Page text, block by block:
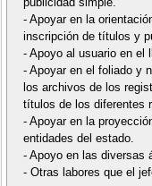
- Apoyar en la
inscripción de títulos y
- Apoyo al usuario en el
- Apoyar en el foliado y
los archivos de los
títulos de los diferentes
- Apoyar en la
entidades del estado.
- Apoyo en las diversas
- Otras labores que el